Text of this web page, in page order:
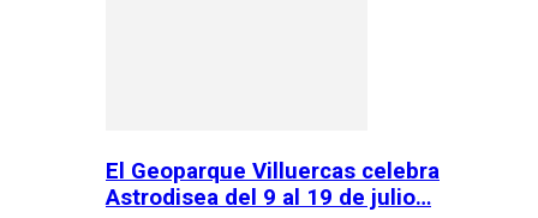
El Geoparque Villuercas celebra
Astrodisea del 9 al 19 de julio…